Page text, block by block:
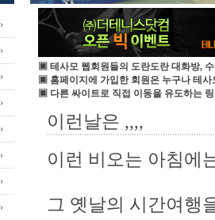
▣ 테사모 웹회원들의 도란도란 대화방,
▣ 홈페이지에 가입한 회원은 누구나 테사
▣ 다른 싸이트로 직접 이동을 유도하는
이런날은 ,,,,
이런 비오는 아침에
그 옛날의 시간여행